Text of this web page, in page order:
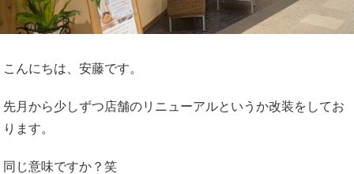
こんにちは、安藤です。
先月から少しずつ店舗のリニューアルというか改装をしてお
ります。
同じ意味ですか？笑